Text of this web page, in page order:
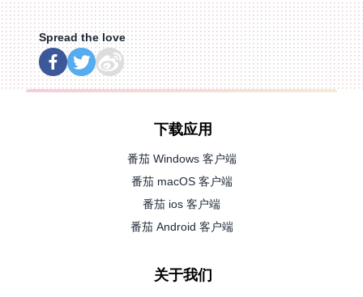
Spread the love
下载应用
番茄 Windows 客户端
番茄 macOS 客户端
番茄 ios 客户端
番茄 Android 客户端
关于我们